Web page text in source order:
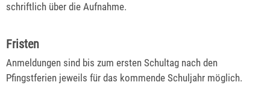
schriftlich über die Aufnahme.
Fristen
Anmeldungen sind bis zum ersten Schultag nach den
Pfingstferien jeweils für das kommende Schuljahr möglich.